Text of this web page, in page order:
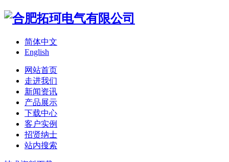
简体中文
English
网站首页
走进我们
新闻资讯
产品展示
下载中心
客户实例
招贤纳士
站内搜索